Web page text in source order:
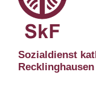
Sozialdienst
Recklinghausen